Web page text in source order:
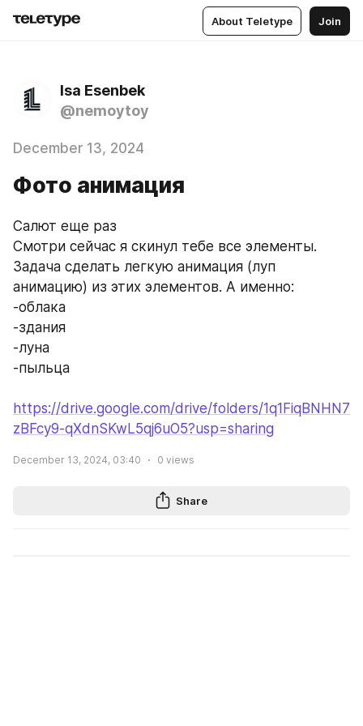
About Teletype Join
Isa Esenbek
@nemoytoy
December 13, 2024
Фото анимация
Салют еще раз
Смотри сейчас я скинул тебе все элементы.
Задача сделать легкую анимация (луп
анимацию) из этих элементов. А именно:
-облака
-здания
-луна
-пыльца
https://drive.google.com/drive/folders/1q1FiqBNHN7
zBFcy9-qXdnSKwL5qj6uO5?usp=sharing
December 13, 2024, 03:40 0 views
Share